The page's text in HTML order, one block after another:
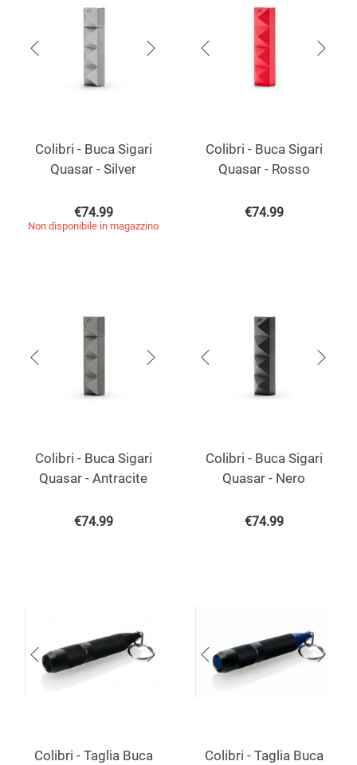
Colibri - Buca Sigari
Quasar - Silver
€74.99
Non disponibile in magazzino
Colibri - Buca Sigari
Quasar - Rosso
€74.99
Colibri - Buca Sigari
Quasar - Antracite
€74.99
Colibri - Buca Sigari
Quasar - Nero
€74.99
Colibri - Taglia Buca
Colibri - Taglia Buca